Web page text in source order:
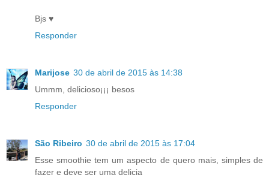
Bjs ♥
Responder
Marijose 30 de abril de 2015 às 14:38
Ummm, delicioso¡¡¡ besos
Responder
São Ribeiro 30 de abril de 2015 às 17:04
Esse smoothie tem um aspecto de quero mais, simples de
fazer e deve ser uma delicia